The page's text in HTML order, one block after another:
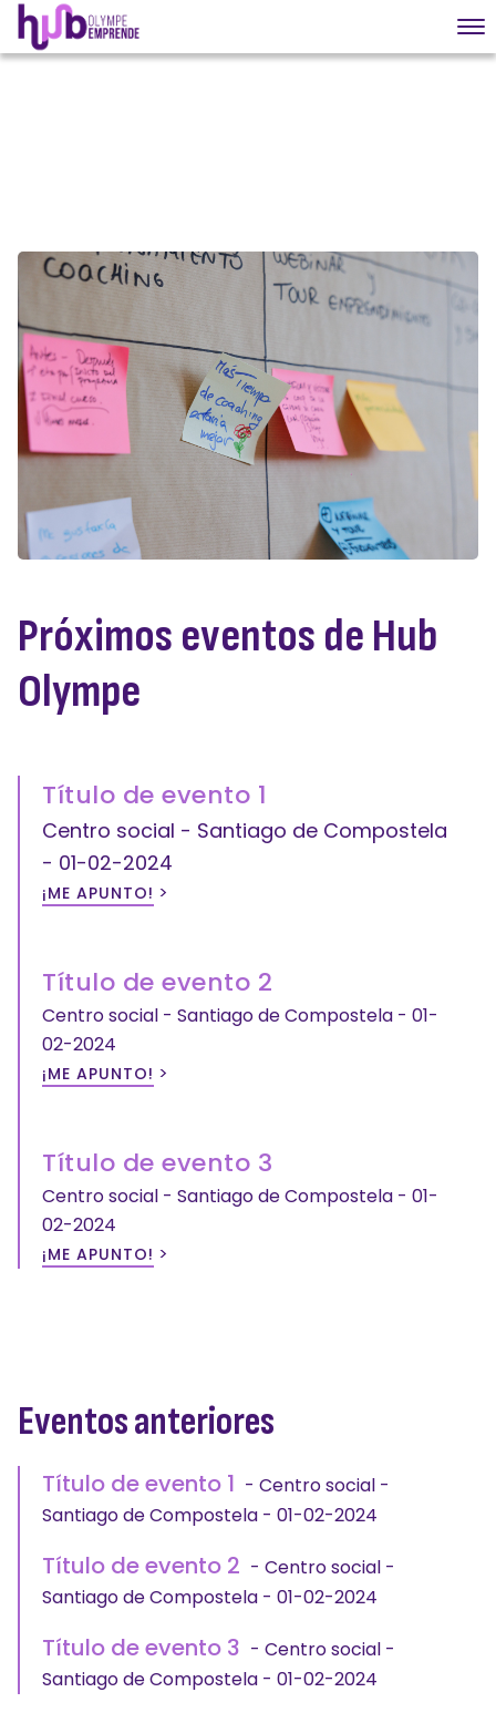
Próximos eventos de Hub
Olympe
Título de evento 1
Centro social - Santiago de Compostela
- 01-02-2024
¡ME APUNTO! >
Título de evento 2
Centro social - Santiago de Compostela - 01-
02-2024
¡ME APUNTO! >
Título de evento 3
Centro social - Santiago de Compostela - 01-
02-2024
¡ME APUNTO! >
Eventos anteriores
Título de evento 1 - Centro social -
Santiago de Compostela - 01-02-2024
Título de evento 2 - Centro social -
Santiago de Compostela - 01-02-2024
Título de evento 3 - Centro social -
Santiago de Compostela - 01-02-2024